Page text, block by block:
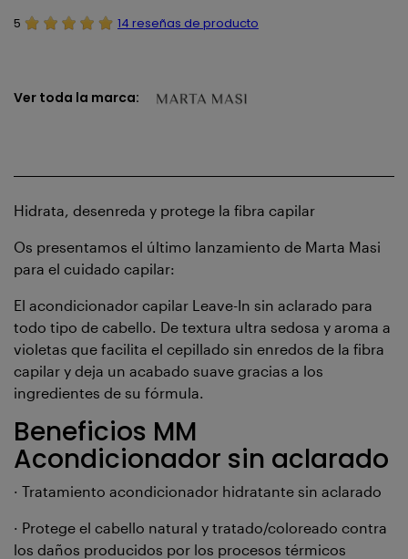
5 14 reseñas de producto
Ver toda la marca:
Hidrata, desenreda y protege la fibra capilar
Os presentamos el último lanzamiento de Marta Masi
para el cuidado capilar:
El acondicionador capilar Leave-In sin aclarado para
todo tipo de cabello. De textura ultra sedosa y aroma a
violetas que facilita el cepillado sin enredos de la fibra
capilar y deja un acabado suave gracias a los
ingredientes de su fórmula.
Beneficios MM
Acondicionador sin aclarado
· Tratamiento acondicionador hidratante sin aclarado
· Protege el cabello natural y tratado/coloreado contra
los daños producidos por los procesos térmicos